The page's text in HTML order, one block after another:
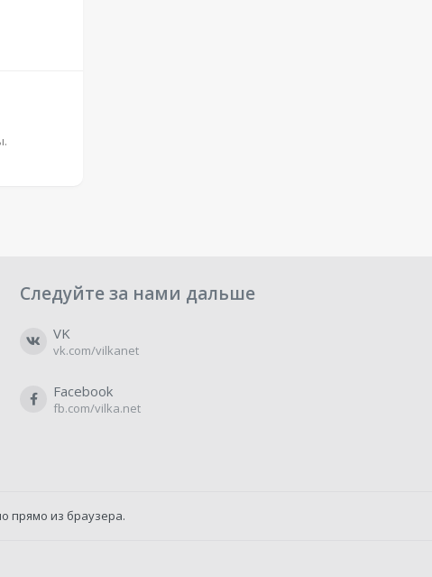
Следуйте за нами дальше
VK
vk.com/vilkanet
Facebook
fb.com/vilka.net
прямо из браузера.